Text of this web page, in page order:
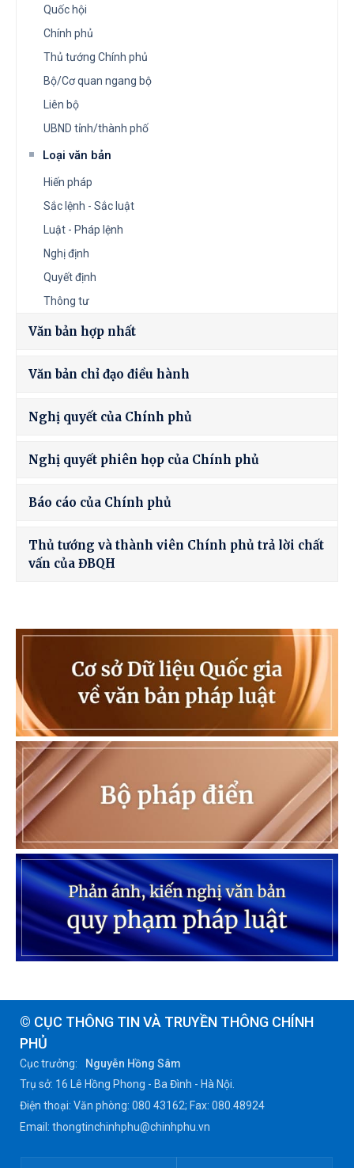
Quốc hội
Chính phủ
Thủ tướng Chính phủ
Bộ/Cơ quan ngang bộ
Liên bộ
UBND tỉnh/thành phố
Loại văn bản
Hiến pháp
Sắc lệnh - Sắc luật
Luật - Pháp lệnh
Nghị định
Quyết định
Thông tư
Văn bản hợp nhất
Văn bản chỉ đạo điều hành
Nghị quyết của Chính phủ
Nghị quyết phiên họp của Chính phủ
Báo cáo của Chính phủ
Thủ tướng và thành viên Chính phủ trả lời chất
vấn của ĐBQH
© CỤC THÔNG TIN VÀ TRUYỀN THÔNG CHÍNH
PHỦ
Cục trưởng:
Nguyễn Hồng Sâm
Trụ sở: 16 Lê Hồng Phong - Ba Đình - Hà Nội.
Điện thoại: Văn phòng: 080 43162; Fax: 080.48924
Email: thongtinchinhphu@chinhphu.vn